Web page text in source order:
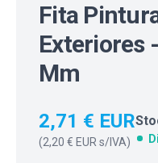
Fita
Exteriores
Mm
2,71 € EUR
(2,20 € EUR s/IVA)